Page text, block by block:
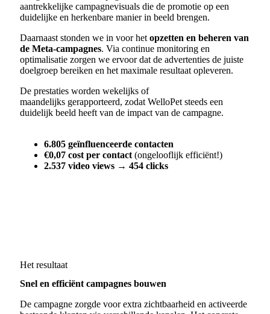
aantrekkelijke campagnevisuals die de promotie op een
duidelijke en herkenbare manier in beeld brengen.
Daarnaast stonden we in voor het opzetten en beheren van
de Meta-campagnes. Via continue monitoring en
optimalisatie zorgen we ervoor dat de advertenties de juiste
doelgroep bereiken en het maximale resultaat opleveren.
De prestaties worden wekelijks of
maandelijks gerapporteerd, zodat WelloPet steeds een
duidelijk beeld heeft van de impact van de campagne.
6.805 geïnfluenceerde contacten
€0,07 cost per contact (ongelooflijk efficiënt!)
2.537 video views → 454 clicks
Het resultaat
Snel en efficiënt campagnes bouwen
De campagne zorgde voor extra zichtbaarheid en activeerde